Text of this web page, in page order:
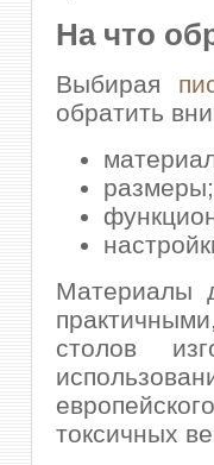
На что
Выбирая
обратить
размеры;
Материалы
столов
токсичных